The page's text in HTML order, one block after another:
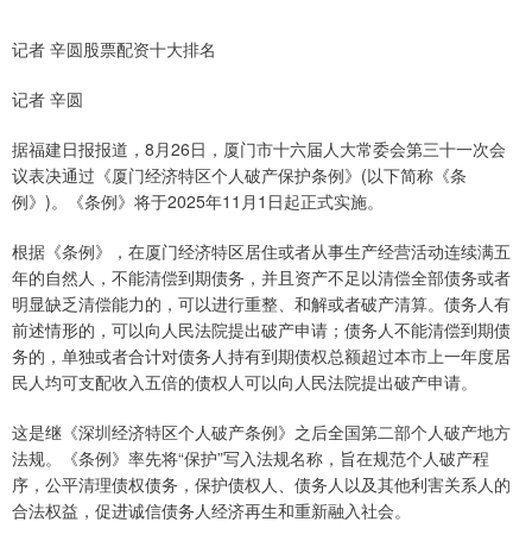
记者 辛圆股票配资十大排名
记者 辛圆
据福建日报报道，8月26日，厦门市十六届人大常委会第三十一次会
议表决通过《厦门经济特区个人破产保护条例》(以下简称《条
例》)。《条例》将于2025年11月1日起正式实施。
根据《条例》，在厦门经济特区居住或者从事生产经营活动连续满五
年的自然人，不能清偿到期债务，并且资产不足以清偿全部债务或者
明显缺乏清偿能力的，可以进行重整、和解或者破产清算。债务人有
前述情形的，可以向人民法院提出破产申请；债务人不能清偿到期债
务的，单独或者合计对债务人持有到期债权总额超过本市上一年度居
民人均可支配收入五倍的债权人可以向人民法院提出破产申请。
这是继《深圳经济特区个人破产条例》之后全国第二部个人破产地方
法规。《条例》率先将“保护”写入法规名称，旨在规范个人破产程
序，公平清理债权债务，保护债权人、债务人以及其他利害关系人的
合法权益，促进诚信债务人经济再生和重新融入社会。